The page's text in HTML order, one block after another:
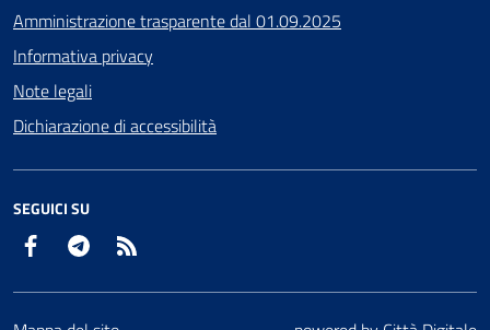
Amministrazione trasparente dal 01.09.2025
Informativa privacy
Note legali
Dichiarazione di accessibilità
SEGUICI SU
Facebook Telegram